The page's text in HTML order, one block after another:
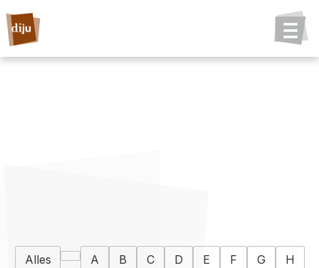
Alles A B C D E F G
H